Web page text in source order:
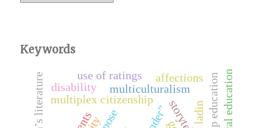
Keywords
multiplex citizenship
multiculturalism
use of ratings
disability
affections
ladin